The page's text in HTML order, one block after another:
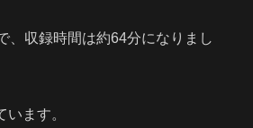
、収録時間は約64分になりまし
ます。